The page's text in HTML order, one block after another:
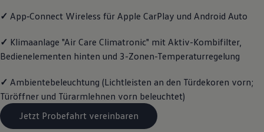
Räder und Reifen
Economy Service
Volkswagen Teile
Zubehör
Schutz und Pflege
Transport
Entertainment und Elektronik
Individualisieren
Wallbox und Ladekabel
✓ App‑Connect Wireless für Apple CarPlay und Android Auto
✓ Klimaanlage "Air Care Climatronic" mit Aktiv-Kombifilter,
Bedienelementen hinten und 3-Zonen-Temperaturregelung
✓ Ambientebeleuchtung (Lichtleisten an den Türdekoren vorn;
Türöffner und Türarmlehnen vorn beleuchtet)
Jetzt Probefahrt vereinbaren